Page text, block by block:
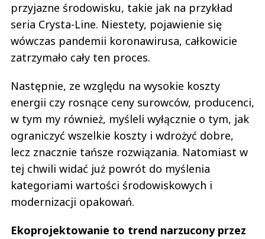
przyjazne środowisku, takie jak na przykład
seria Crysta-Line. Niestety, pojawienie się
wówczas pandemii koronawirusa, całkowicie
zatrzymało cały ten proces.
Następnie, ze względu na wysokie koszty
energii czy rosnące ceny surowców, producenci,
w tym my również, myśleli wyłącznie o tym, jak
ograniczyć wszelkie koszty i wdrożyć dobre,
lecz znacznie tańsze rozwiązania. Natomiast w
tej chwili widać już powrót do myślenia
kategoriami wartości środowiskowych i
modernizacji opakowań.
Ekoprojektowanie to trend narzucony przez